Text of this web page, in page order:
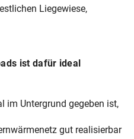
(4 - 5
Liegewiese,
ist dafür ideal
im Untergrund gegeben ist,
gut realisierbar